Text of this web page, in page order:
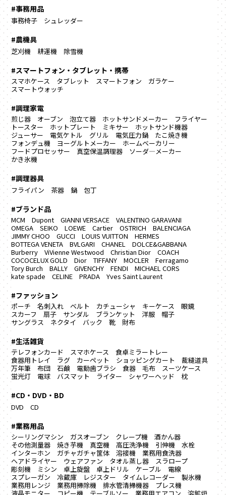
#事務用品
事務椅子 シュレッダー
#農機具
芝刈機 耕運機 除雪機
#スマートフォン・タブレット・携帯
スマホケース タブレット スマートフォン
ガラケー
スマートウォッチ
#調理家電
煎じ器 オーブン 泡立て器 ホットサンドメーカー
フライヤー
トースター
ホットプレート ミキサー
ホットサンド機器
ジューサー
電気ケトル グリル 電気圧力鍋
たこ焼き機
フォンデュ機
ヨーグルトメーカー
ホームベーカリー
フードプロセッサー
真空保温調理器
ソーダ―メーカー
かき氷機
#調理器具
フライパン 茶器 鍋 包丁
#ブランド品
MCM Dupont GIANNI VERSACE
VALENTINO GARAVANI
OMEGA
SEIKO LOEWE Cartier OSTRICH
BALENCIAGA
JIMMY CHOO
GUCCI LOUIS VUITTON
HERMES
BOTTEGA VENETA
BVLGARI CHANEL
DOLCE&GABBANA
Burberry
ViVienne Westwood Christian Dior
COACH
COCOCELUX GOLD
Dior TIFFANY MOCLER
Ferragamo
Tory Burch
BALLY GIVENCHY FENDI
MICHAEL CORS
kate spade
CELINE PRADA Yves Saint Laurent
#ファッション
ポーチ 名刺入れ ベルト カチューシャ キーケース
眼鏡
スカーフ
扇子 サンダル ブランケット 洋服
帽子
サングラス
ネクタイ バック 靴 財布
#生活雑貨
テレフォンカード スマホケース
食卓ミラートレー
食器用トレイ
ラグ カーペット ショッピングカート
裁縫道具
万年筆
布団 石鹸 電動歯ブラシ 食器 毛布
スーツケース
蛍光灯
電球 バスマット ライター シャワーヘッド 枕
#CD・DVD・BD
DVD CD
#業務用品
シーリングマシン ガスオーブン クレープ機
酒かん器
その他測量器
焼き芋機 真空機 高圧洗浄機 引伸機
水栓
インターホン
ガチャガチャ筐体 溶接機
業務用食洗器
ヘアドライヤー
ウェアファン タオル蒸し器
スラロープ
彫刻機
ミシン 卓上旋盤 卓上ドリル ケーブル
電線
スプレーガン
冷蔵庫 レジスター タイムレコーダー
製氷機
業務用レンジ
業務用掃除機 排水管清掃機器
プレス機